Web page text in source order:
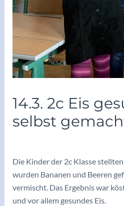
14.3. 2c Eis
selbst
Die Kinder der 2c Klasse
wurden Bananen und Beeren
vermischt. Das Ergebnis war
und vor allem gesundes Eis.